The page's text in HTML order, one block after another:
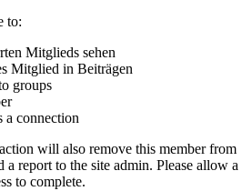
to:
Mitglieds sehen
Mitglied in Beiträgen
groups
a connection
will also remove this member from
a report to the site admin. Please allow a
to complete.